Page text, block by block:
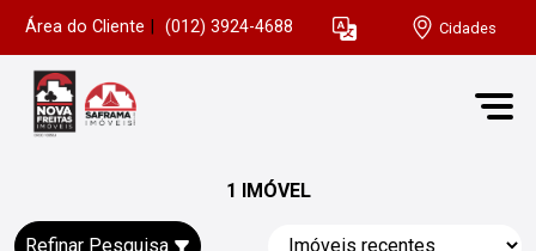
Área do Cliente (012) 3924-4688 Cidades
1 IMÓVEL
Refinar Pesquisa